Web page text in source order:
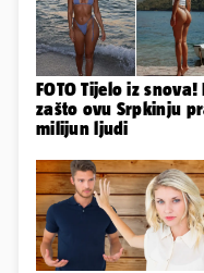
FOTO Tijelo iz snova!
zašto ovu Srpkinju
milijun ljudi